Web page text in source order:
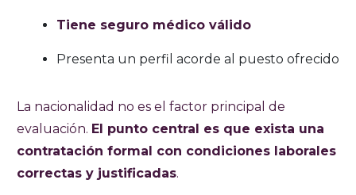
Tiene seguro médico válido
Presenta un perfil acorde al puesto ofrecido
La nacionalidad no es el factor principal de
evaluación. El punto central es que exista una
contratación formal con condiciones laborales
correctas y justificadas.